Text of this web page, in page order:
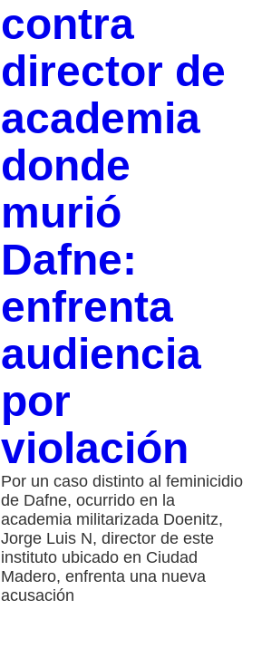
contra
director de
academia
donde
murió
Dafne:
enfrenta
audiencia
por
violación
Por un caso distinto al feminicidio
de Dafne, ocurrido en la
academia militarizada Doenitz,
Jorge Luis N, director de este
instituto ubicado en Ciudad
Madero, enfrenta una nueva
acusación